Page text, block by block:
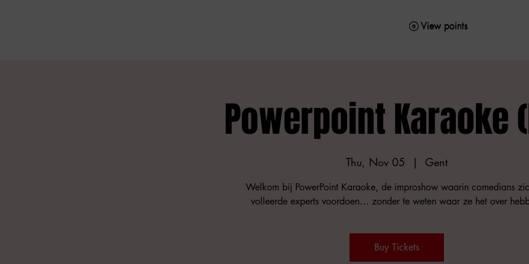
View points
View points
Powerpoint Karaoke
Thu, Nov 05
  |
Gent
Welkom bij PowerPoint Karaoke, de improshow waarin comedians
volleerde experts voordoen… zonder te weten waar ze het over
Buy Tickets